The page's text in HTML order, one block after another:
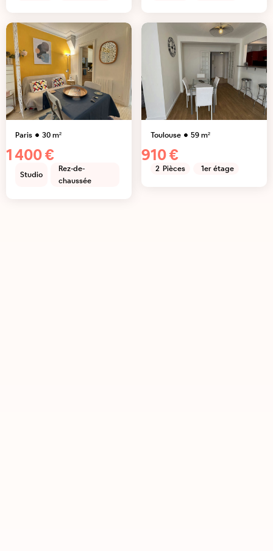
Paris 30m²
1 400 €
Studio
Rez-de-
chaussée
Toulouse 59m²
910 €
2 Pièces 1er étage